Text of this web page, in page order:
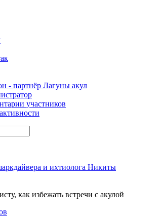
- партнёр Лагуны акул
участников
и ихтиолога Никиты
как избежать встречи с акулой